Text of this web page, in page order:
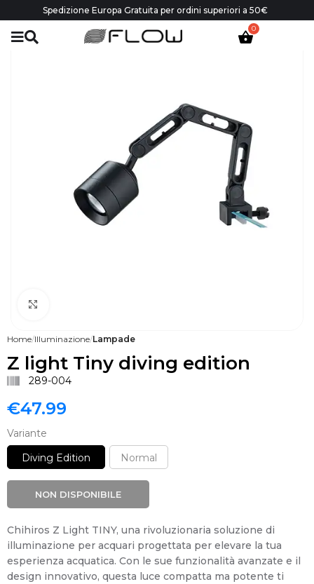
Spedizione Europa Gratuita per ordini superiori a 50€
Home Illuminazione Lampade
Z light Tiny diving edition
289-004
€47.99
Variante
Diving Edition
Normal
NON DISPONIBILE
Chihiros Z Light TINY, una rivoluzionaria soluzione di
illuminazione per acquari progettata per elevare la tua
esperienza acquatica. Con le sue funzionalità avanzate e il
design innovativo, questa luce compatta ma potente ti